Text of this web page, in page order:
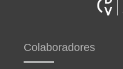
Colaboradores